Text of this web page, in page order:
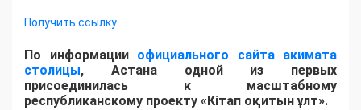
Получить ссылку
По информации официального сайта акимата
столицы, Астана одной из первых
присоединилась к масштабному
республиканскому проекту «Кітап оқитын ұлт».